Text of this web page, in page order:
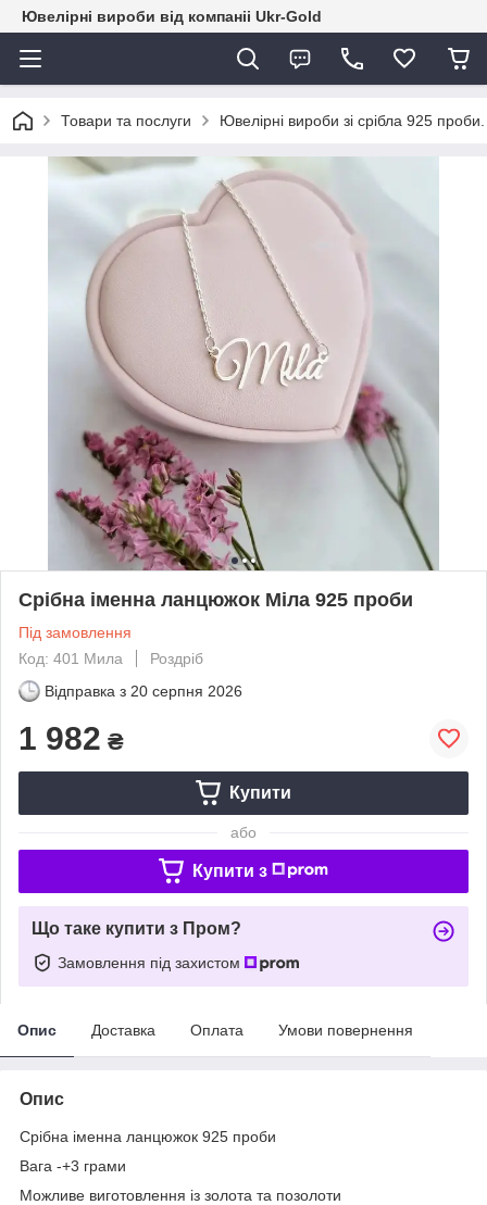
Ювелірні вироби від компаніі Ukr-Gold
Товари та послуги Ювелірні вироби зі срібла 925 проби.
Срібна іменна ланцюжок Міла 925 проби
Під замовлення
Код: 401 Мила
Роздріб
Відправка з 20 серпня 2026
1 982 ₴
Купити
або
Купити з
Що таке купити з Пром?
Замовлення під захистом
Опис Доставка Оплата Умови повернення
Опис
Срібна іменна ланцюжок 925 проби
Вага -+3 грами
Можливе виготовлення із золота та позолоти